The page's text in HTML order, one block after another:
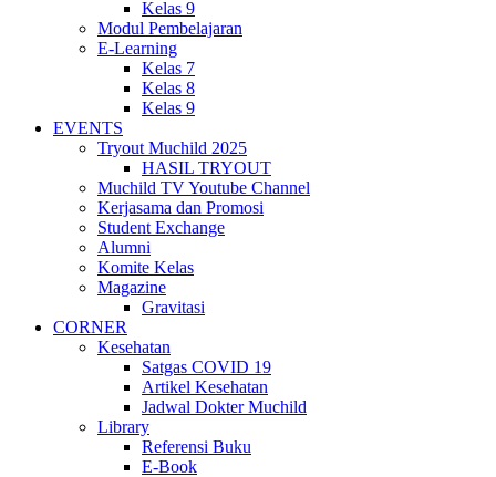
Kelas 9
Modul Pembelajaran
E-Learning
Kelas 7
Kelas 8
Kelas 9
EVENTS
Tryout Muchild 2025
HASIL TRYOUT
Muchild TV Youtube Channel
Kerjasama dan Promosi
Student Exchange
Alumni
Komite Kelas
Magazine
Gravitasi
CORNER
Kesehatan
Satgas COVID 19
Artikel Kesehatan
Jadwal Dokter Muchild
Library
Referensi Buku
E-Book